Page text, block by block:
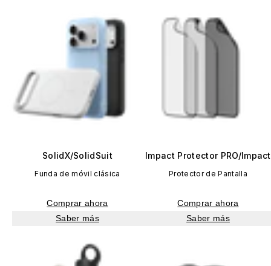
SolidX/SolidSuit
Funda de móvil clásica
Comprar ahora
Saber más
Impact Protector PRO/Impact
Protector de Pantalla
Comprar ahora
Saber más